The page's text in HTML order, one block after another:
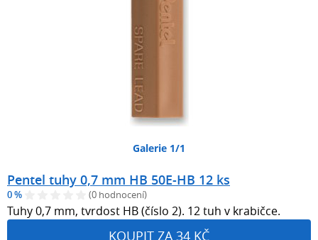
Galerie 1/1
Pentel tuhy 0,7 mm HB 50E-HB 12 ks
0 % (0 hodnocení)
Tuhy 0,7 mm, tvrdost HB (číslo 2). 12 tuh v krabičce.
KOUPIT ZA 34 KČ